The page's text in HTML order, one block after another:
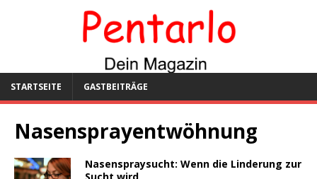
STARTSEITE GASTBEITRÄGE
Nasensprayentwöhnung
Nasenspraysucht: Wenn die Linderung zur